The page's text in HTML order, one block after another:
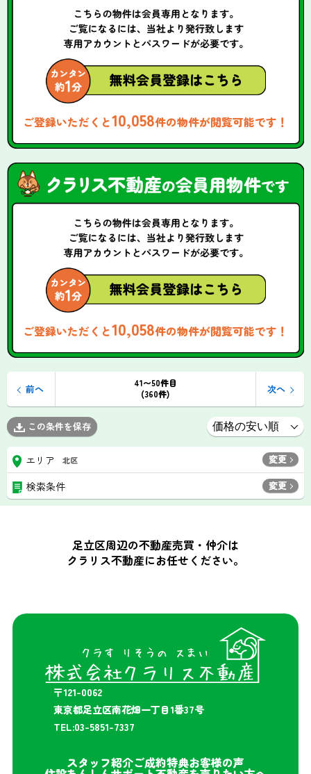
ご登録いただくと10,058件の物件が閲覧可能です！
ご登録いただくと10,058件の物件が閲覧可能です！
41〜50件目
(360件)
前へ 次へ
この条件を保存
エリア 北区 変更
検索条件 変更
足立区周辺の不動産売買・仲介は
クラリス不動産にお任せください。
〒121-0062
東京都足立区南花畑一丁目1番37号
TEL:03-5851-7337
スタッフ紹介ご成約特典お客様の声